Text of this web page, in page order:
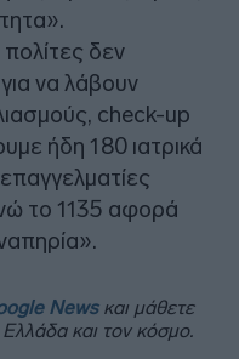
πολίτες δεν
να λάβουν
check-up
ήδη 180 ιατρικά
το 1135 αφορά
Newsκαι μάθετε
και τον κόσμο.